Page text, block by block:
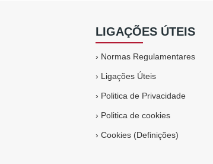
LIGAÇÕES ÚTEIS
› Normas Regulamentares
› Ligações Úteis
› Politica de Privacidade
› Politica de cookies
›Cookies (Definições)